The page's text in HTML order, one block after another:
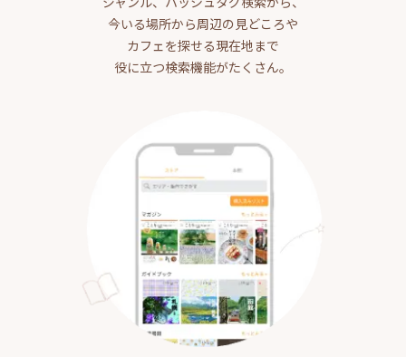
今いる場所から周辺の見どころや
カフェを探せる現在地まで
役に立つ検索機能がたくさん。